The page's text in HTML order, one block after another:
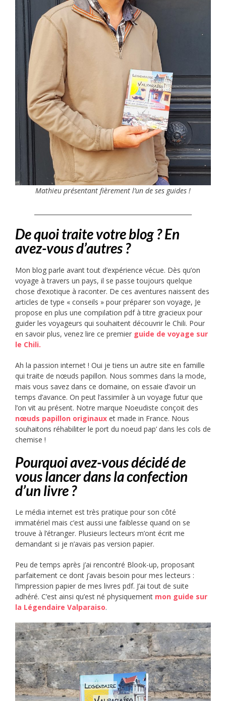
Mathieu présentant fièrement l’un de ses guides !
De quoi traite votre blog ? En
avez-vous d’autres ?
Mon blog parle avant tout d’expérience vécue. Dès qu’on
voyage à travers un pays, il se passe toujours quelque
chose d’exotique à raconter. De ces aventures naissent des
articles de type « conseils » pour préparer son voyage, Je
propose en plus une compilation pdf à titre gracieux pour
guider les voyageurs qui souhaitent découvrir le Chili. Pour
en savoir plus, venez lire ce premier guide de voyage sur
le Chili.
Ah la passion internet ! Oui je tiens un autre site en famille
qui traite de nœuds papillon. Nous sommes dans la mode,
mais vous savez dans ce domaine, on essaie d’avoir un
temps d’avance. On peut l’assimiler à un voyage futur que
l’on vit au présent. Notre marque Noeudiste conçoit des
nœuds papillon originaux et made in France. Nous
souhaitons réhabiliter le port du noeud pap’ dans les cols de
chemise !
Pourquoi avez-vous décidé de
vous lancer dans la confection
d’un livre ?
Le média internet est très pratique pour son côté
immatériel mais c’est aussi une faiblesse quand on se
trouve à l’étranger. Plusieurs lecteurs m’ont écrit me
demandant si je n’avais pas version papier.
Peu de temps après j’ai rencontré Blook-up, proposant
parfaitement ce dont j’avais besoin pour mes lecteurs :
l’impression papier de mes livres pdf. J’ai tout de suite
adhéré. C’est ainsi qu’est né physiquement mon guide sur
la Légendaire Valparaiso.